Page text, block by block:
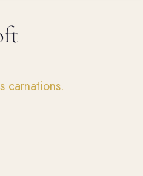
carnations.